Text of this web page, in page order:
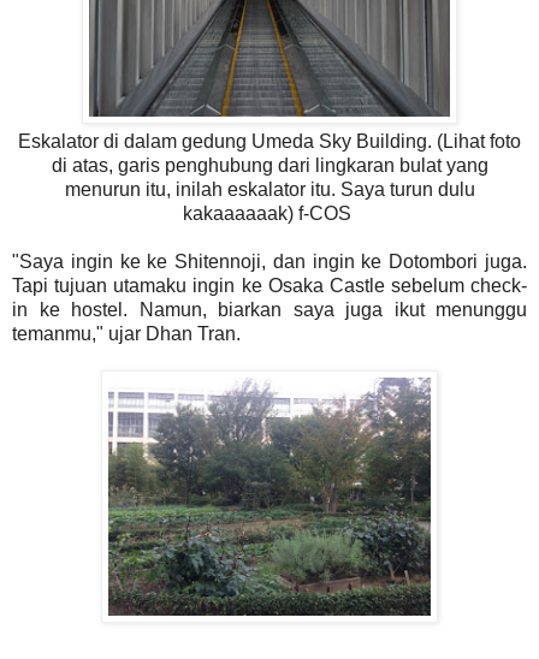
Eskalator di dalam gedung Umeda Sky Building. (Lihat foto
di atas, garis penghubung dari lingkaran bulat yang
menurun itu, inilah eskalator itu. Saya turun dulu
kakaaaaaak) f-COS
"Saya ingin ke ke Shitennoji, dan ingin ke Dotombori juga.
Tapi tujuan utamaku ingin ke Osaka Castle sebelum check-
in ke hostel. Namun, biarkan saya juga ikut menunggu
temanmu," ujar Dhan Tran.